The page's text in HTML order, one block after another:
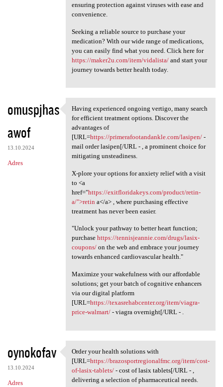
ensuring protection against viruses with ease and
convenience.
Seeking a reliable source to purchase your
medication? With our wide range of medications,
you can easily find what you need. Click here for
https://maker2u.com/item/vidalista/and start your
journey towards better health today.
omuspjhas
awof
13.10.2024
Adres
Having experienced ongoing
Having experienced ongoing vertigo, many search
for efficient treatment options. Discover the
advantages of
[URL=https://primerafootandankle.com/lasipen/-
mail order lasipen[/URL - , a prominent choice for
mitigating unsteadiness.
X-plore your options for anxiety relief with a visit
to <a
href="https://exitfloridakeys.com/product/retin-
a/">retin a</a> , where purchasing effective
treatment has never been easier.
"Unlock your pathway to better heart function;
purchase https://tennisjeannie.com/drugs/lasix-
coupons/on the web and embrace your journey
towards enhanced cardiovascular health."
Maximize your wakefulness with our affordable
solutions; get your batch of cognitive enhancers
via our digital platform
[URL=https://texasrehabcenter.org/item/viagra-
price-walmart/- viagra overnight[/URL - .
oynokofav
13.10.2024
Adres
Order your health solutions
Order your health solutions with
[URL=https://brazosportregionalfmc.org/item/cost-
of-lasix-tablets/- cost of lasix tablets[/URL - ,
delivering a selection of pharmaceutical needs.